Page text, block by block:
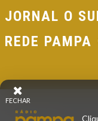
JORNAL O
REDE PAMPA
© 2026 - Direitos
FECHAR